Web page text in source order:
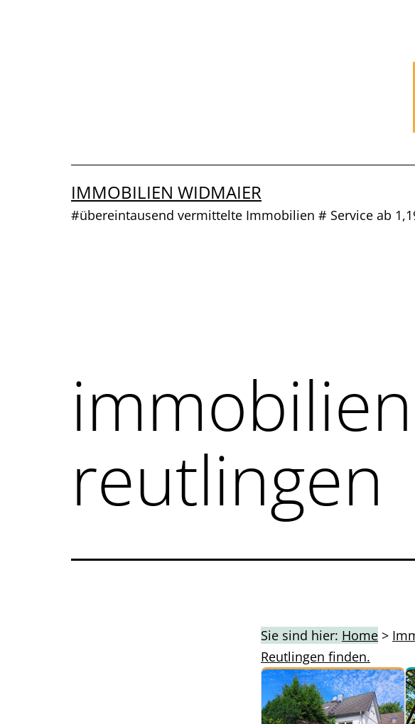
IMMOBILIEN WIDMAIER
#übereintausend vermittelte Immobilien # Service ab
reutlingen
Sie sind hier: Home >
Reutlingen finden.